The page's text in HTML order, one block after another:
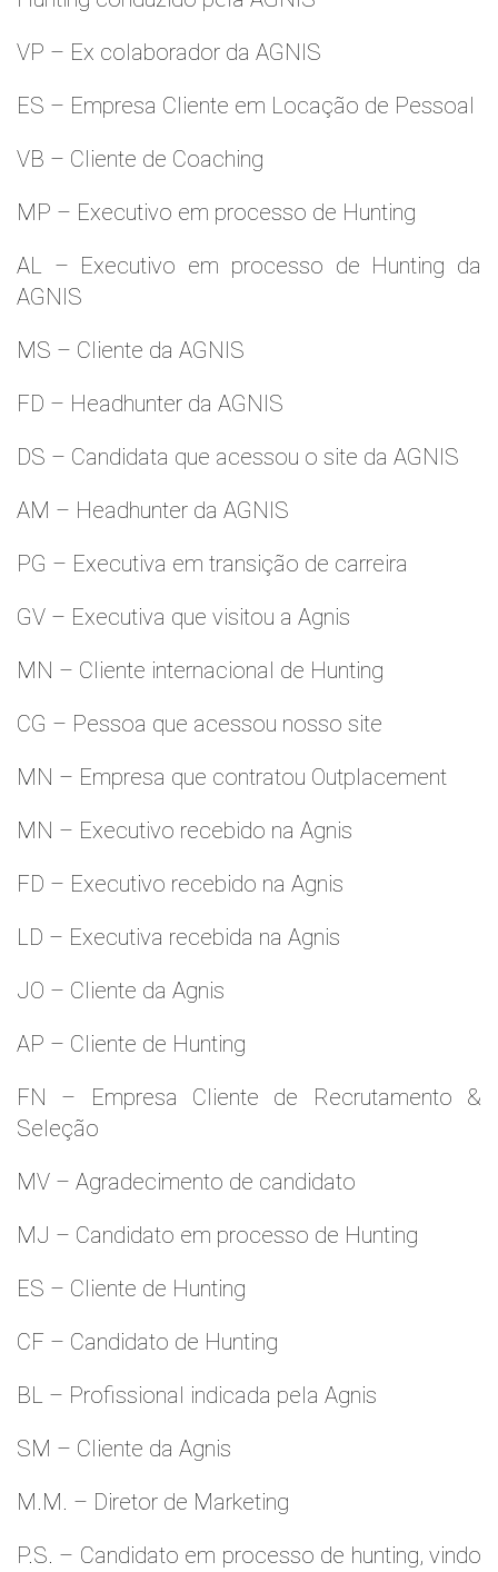
VP – Ex colaborador da AGNIS
ES – Empresa Cliente em Locação de Pessoal
VB – Cliente de Coaching
MP – Executivo em processo de Hunting
AL – Executivo em processo de Hunting da
AGNIS
MS – Cliente da AGNIS
FD – Headhunter da AGNIS
DS – Candidata que acessou o site da AGNIS
AM – Headhunter da AGNIS
PG – Executiva em transição de carreira
GV – Executiva que visitou a Agnis
MN – Cliente internacional de Hunting
CG – Pessoa que acessou nosso site
MN – Empresa que contratou Outplacement
MN – Executivo recebido na Agnis
FD – Executivo recebido na Agnis
LD – Executiva recebida na Agnis
JO – Cliente da Agnis
AP – Cliente de Hunting
FN – Empresa Cliente de Recrutamento &
Seleção
MV – Agradecimento de candidato
MJ – Candidato em processo de Hunting
ES – Cliente de Hunting
CF – Candidato de Hunting
BL – Profissional indicada pela Agnis
SM – Cliente da Agnis
M.M. – Diretor de Marketing
P.S. – Candidato em processo de hunting, vindo